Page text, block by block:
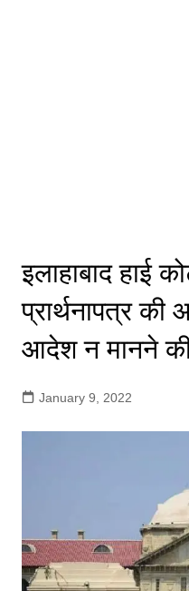
इलाहाबाद हाई
प्रार्थनापत्र
आदेश न मानने
January 9, 2022